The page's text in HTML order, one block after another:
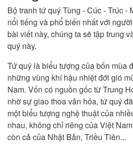
Bộ tranh tứ quý Tùng - Cúc - Trúc -
nổi tiếng và phổ biến nhất với
bài viết này, chúng ta sẽ tập trung
quý này.
Tứ quý là biểu tượng của bốn mùa
những vùng khí hậu nhiệt đới gió
Nam. Vốn có nguồn gốc từ Trung
nhờ sự giao thoa văn hóa, tứ quý
một biểu tượng nghệ thuật của
nhau, không chỉ riêng của Việt
còn cả của Nhật Bản, Triều Tiên...